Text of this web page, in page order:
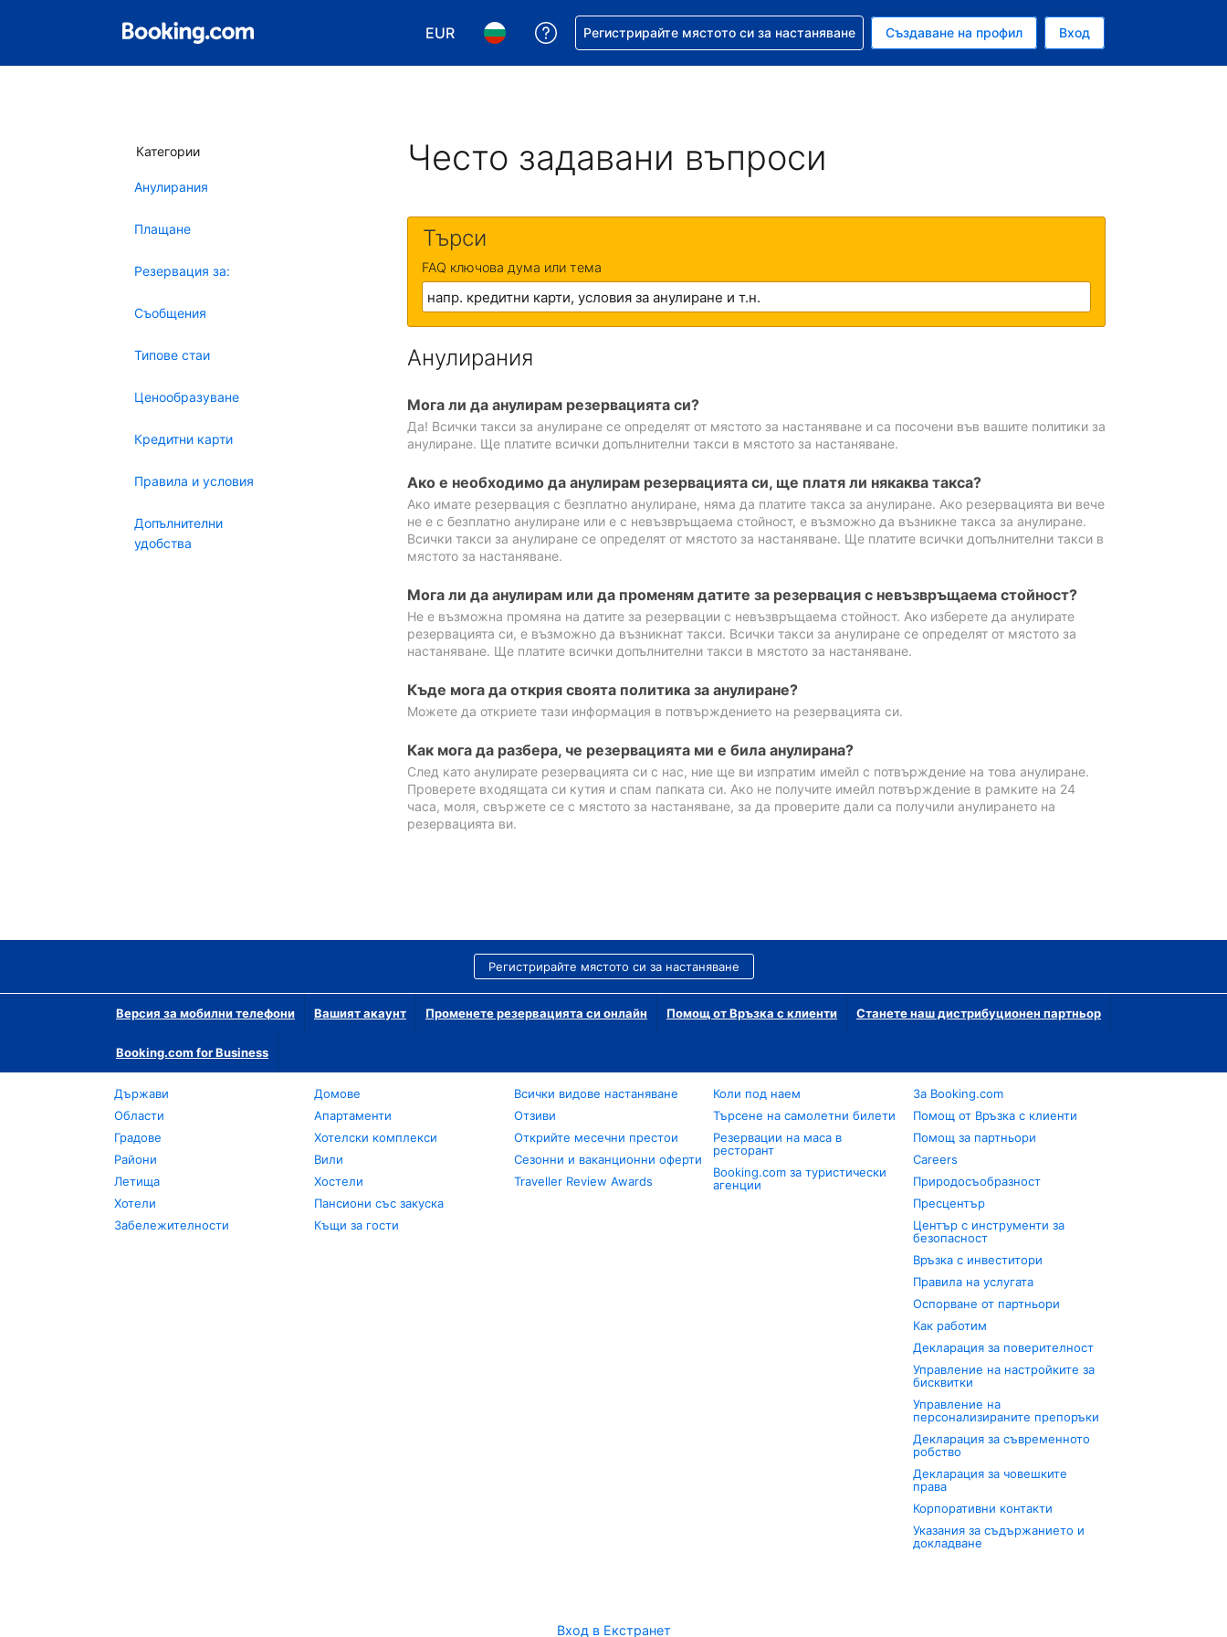
EUR
Избор на валута. Избрана валута - Евро
Избор на език. Избран език - Български
Помощ с резервацията ви
Регистрирайте мястото си за настаняване Създаване на профил Вход
Категории
Анулирания
Плащане
Резервация за:
Съобщения
Типове стаи
Ценообразуване
Кредитни карти
Правила и условия
Допълнителни
удобства
Често задавани въпроси
Търси
FAQ ключова дума или тема
Анулирания
Мога ли да анулирам резервацията си?
Да! Всички такси за анулиране се определят от мястото за настаняване и са посочени във вашите политики за
анулиране. Ще платите всички допълнителни такси в мястото за настаняване.
Ако е необходимо да анулирам резервацията си, ще платя ли някаква такса?
Ако имате резервация с безплатно анулиране, няма да платите такса за анулиране. Ако резервацията ви вече
не е с безплатно анулиране или е с невъзвръщаема стойност, е възможно да възникне такса за анулиране.
Всички такси за анулиране се определят от мястото за настаняване. Ще платите всички допълнителни такси в
мястото за настаняване.
Мога ли да анулирам или да променям датите за резервация с невъзвръщаема стойност?
Не е възможна промяна на датите за резервации с невъзвръщаема стойност. Ако изберете да анулирате
резервацията си, е възможно да възникнат такси. Всички такси за анулиране се определят от мястото за
настаняване. Ще платите всички допълнителни такси в мястото за настаняване.
Къде мога да открия своята политика за анулиране?
Можете да откриете тази информация в потвърждението на резервацията си.
Как мога да разбера, че резервацията ми е била анулирана?
След като анулирате резервацията си с нас, ние ще ви изпратим имейл с потвърждение на това анулиране.
Проверете входящата си кутия и спам папката си. Ако не получите имейл потвърждение в рамките на 24
часа, моля, свържете се с мястото за настаняване, за да проверите дали са получили анулирането на
резервацията ви.
Регистрирайте мястото си за настаняване
Версия за мобилни телефони Вашият акаунт Променете резервацията си онлайн Помощ от Връзка с клиенти Станете наш дистрибуционен партньор
Booking.com for Business
Държави
Области
Градове
Райони
Летища
Хотели
Забележителности
Домове
Апартаменти
Хотелски комплекси
Вили
Хостели
Пансиони със закуска
Къщи за гости
Всички видове настаняване
Отзиви
Открийте месечни престои
Сезонни и ваканционни оферти
Traveller Review Awards
Коли под наем
Търсене на самолетни билети
Резервации на маса в
ресторант
Booking.com за туристически
агенции
За Booking.com
Помощ от Връзка с клиенти
Помощ за партньори
Careers
Природосъобразност
Пресцентър
Център с инструменти за
безопасност
Връзка с инвеститори
Правила на услугата
Оспорване от партньори
Как работим
Декларация за поверителност
Управление на настройките за
бисквитки
Управление на
персонализираните препоръки
Декларация за съвременното
робство
Декларация за човешките
права
Корпоративни контакти
Указания за съдържанието и
докладване
Вход в Екстранет